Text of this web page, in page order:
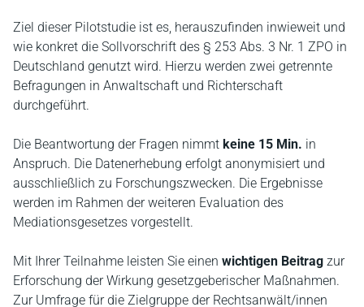
Ziel dieser Pilotstudie ist es, herauszufinden inwieweit und
wie konkret die Sollvorschrift des § 253 Abs. 3 Nr. 1 ZPO in
Deutschland genutzt wird. Hierzu werden zwei getrennte
Befragungen in Anwaltschaft und Richterschaft
durchgeführt.
Die Beantwortung der Fragen nimmt keine 15 Min. in
Anspruch. Die Datenerhebung erfolgt anonymisiert und
ausschließlich zu Forschungszwecken. Die Ergebnisse
werden im Rahmen der weiteren Evaluation des
Mediationsgesetzes vorgestellt.
Mit Ihrer Teilnahme leisten Sie einen wichtigen Beitrag zur
Erforschung der Wirkung gesetzgeberischer Maßnahmen.
Zur Umfrage für die Zielgruppe der Rechtsanwält/innen